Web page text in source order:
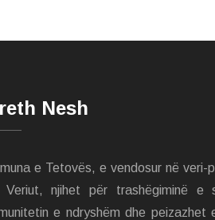
Nesh
e Tetovës, e vendosur në veri-
Veriut, njihet për trashëgiminë e
e ndryshëm dhe peizazhet